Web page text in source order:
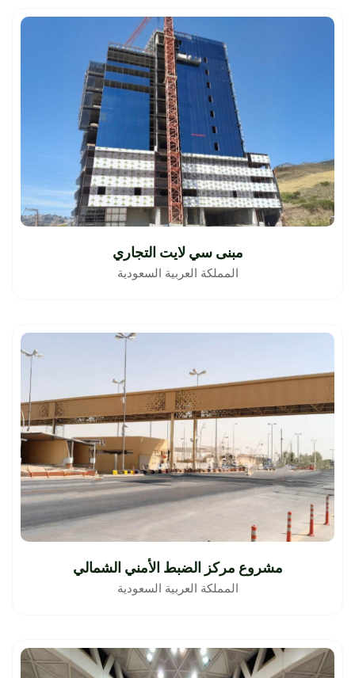
مبنى سي لايت التجاري
المملكة العربية السعودية
مشروع مركز الضبط الأمني الشمالي
المملكة العربية السعودية